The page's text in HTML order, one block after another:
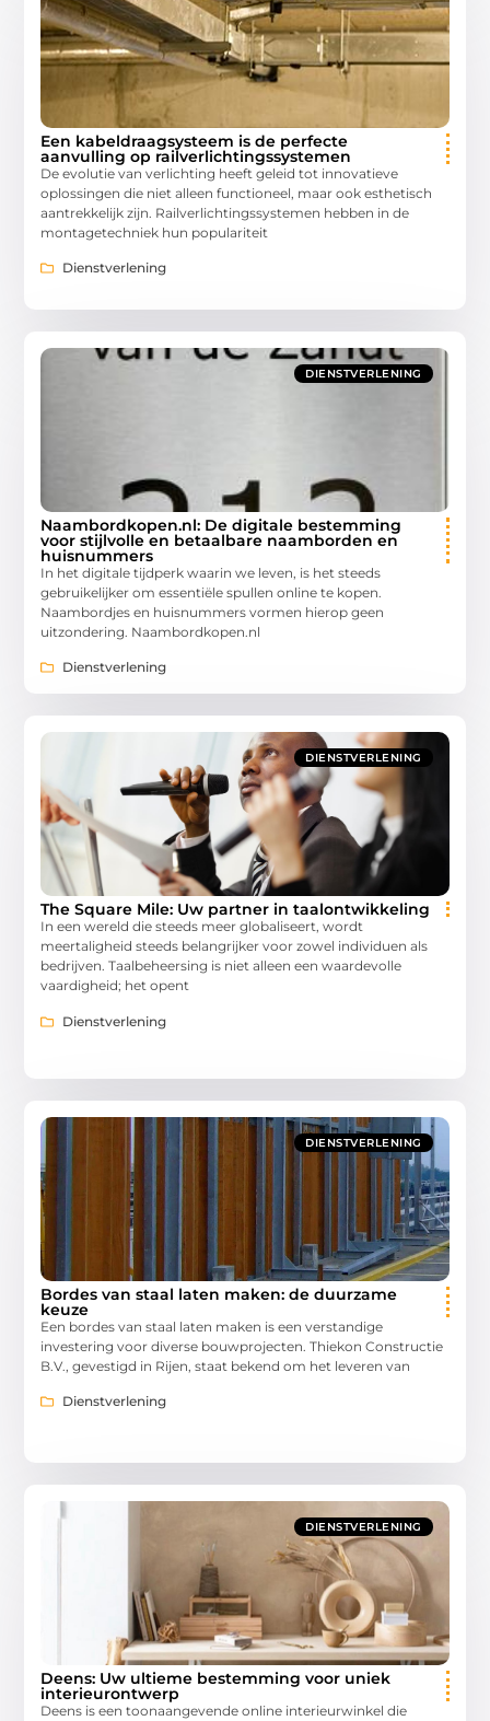
Een kabeldraagsysteem is de perfecte
aanvulling op railverlichtingssystemen
De evolutie van verlichting heeft geleid tot innovatieve
oplossingen die niet alleen functioneel, maar ook esthetisch
aantrekkelijk zijn. Railverlichtingssystemen hebben in de
montagetechniek hun populariteit
Dienstverlening
DIENSTVERLENING
Naambordkopen.nl: De digitale bestemming
voor stijlvolle en betaalbare naamborden en
huisnummers
In het digitale tijdperk waarin we leven, is het steeds
gebruikelijker om essentiële spullen online te kopen.
Naambordjes en huisnummers vormen hierop geen
uitzondering. Naambordkopen.nl
Dienstverlening
DIENSTVERLENING
The Square Mile: Uw partner in taalontwikkeling
In een wereld die steeds meer globaliseert, wordt
meertaligheid steeds belangrijker voor zowel individuen als
bedrijven. Taalbeheersing is niet alleen een waardevolle
vaardigheid; het opent
Dienstverlening
DIENSTVERLENING
Bordes van staal laten maken: de duurzame
keuze
Een bordes van staal laten maken is een verstandige
investering voor diverse bouwprojecten. Thiekon Constructie
B.V., gevestigd in Rijen, staat bekend om het leveren van
Dienstverlening
DIENSTVERLENING
Deens: Uw ultieme bestemming voor uniek
interieurontwerp
Deens is een toonaangevende online interieurwinkel die